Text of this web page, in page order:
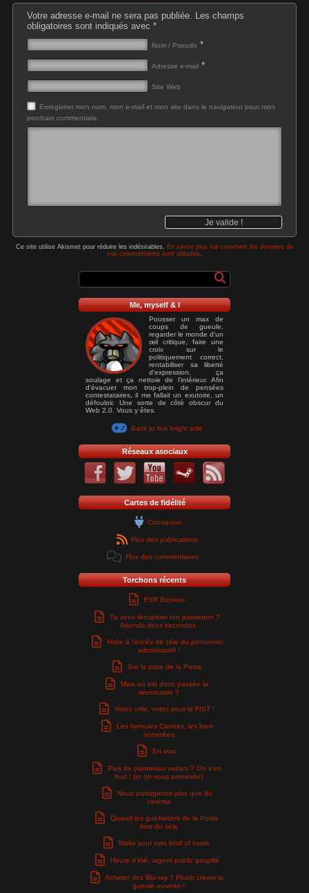
Votre adresse e-mail ne sera pas publiée. Les champs
obligatoires sont indiqués avec *
Nom / Pseudo *
Adresse e-mail *
Site Web
Enregistrer mon nom, mon e-mail et mon site dans le navigateur pour mon
prochain commentaire.
Ce site utilise Akismet pour réduire les indésirables. En savoir plus sur comment les données de
vos commentaires sont utilisées.
Me, myself & I
Pousser un max de
coups de gueule,
regarder le monde d'un
œil critique, faire une
croix sur le
politiquement correct,
rentabiliser sa liberté
d'expression, ça
soulage et ça nettoie de l'intérieur. Afin
d'évacuer mon trop-plein de pensées
contestataires, il me fallait un exutoire, un
défouloir. Une sorte de côté obscur du
Web 2.0. Vous y êtes.
Back to the bright side
Réseaux asociaux
Cartes de fidélité
Connexion
Flux des publications
Flux des commentaires
Torchons récents
FSR Bizness
Tu veux récupérer ton passeport ?
Attends deux secondes.
Halte à l’excès de zèle du personnel
administratif !
Sur la piste de la Poste
Mais où est donc passée la
démocratie ?
Votez utile, votez pour le FIST !
Les formules Carrées, les bien
nommées
En vrac
Plus de panneaux radars ? On s’en
fout ! (et on vous emmerde)
Nous partageons plus que du
cinéma
Quand les guichetiers de la Poste
font du zèle
Make your own kind of music
Heure d’été, argent public gaspillé
Acheter des Blu-ray ? Plutôt crever la
gueule ouverte !